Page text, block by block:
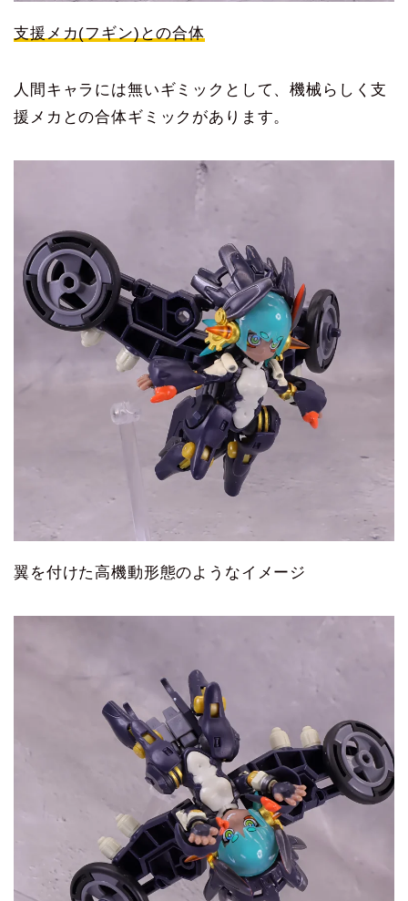
支援メカ(フギン)との合体
人間キャラには無いギミックとして、機械らしく支
援メカとの合体ギミックがあります。
翼を付けた高機動形態のようなイメージ